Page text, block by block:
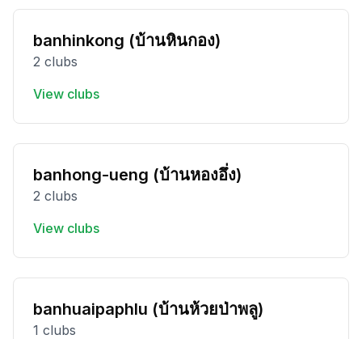
banhinkong (บ้านหินกอง)
2 clubs
View clubs
banhong-ueng (บ้านหองอึ่ง)
2 clubs
View clubs
banhuaipaphlu (บ้านห้วยป่าพลู)
1 clubs